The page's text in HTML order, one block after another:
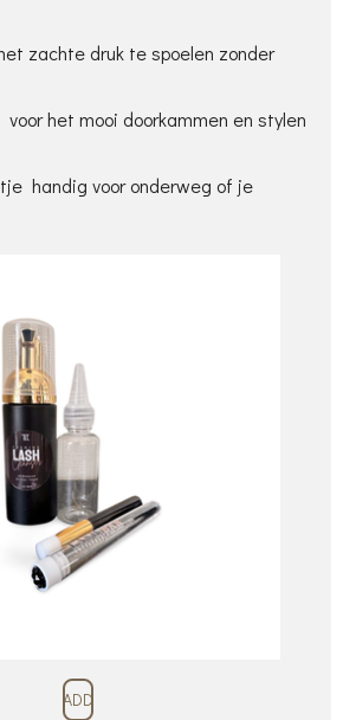
zachte druk te spoelen zonder
het mooi doorkammen en stylen
handig voor onderweg of je
ADD